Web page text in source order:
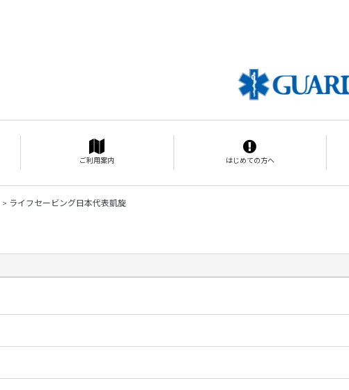
ご利用案内 はじめての方へ
> ライフセービング日本代表凱旋